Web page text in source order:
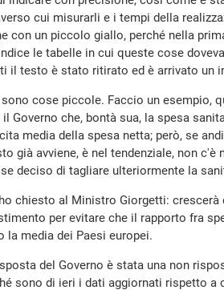
cui misurarli e i tempi della
con un piccolo giallo, perché nella
le tabelle in cui queste cose
il testo è stato ritirato ed è arrivato un
cose piccole. Faccio un esempio,
il Governo che, bontà sua, la spesa
media della spesa netta; però, se
già avviene, è nel tendenziale, non
deciso di tagliare ulteriormente la
chiesto al Ministro Giorgetti:
per evitare che il rapporto fra
la media dei Paesi europei.
del Governo è stata una non
sono di ieri i dati aggiornati rispetto a